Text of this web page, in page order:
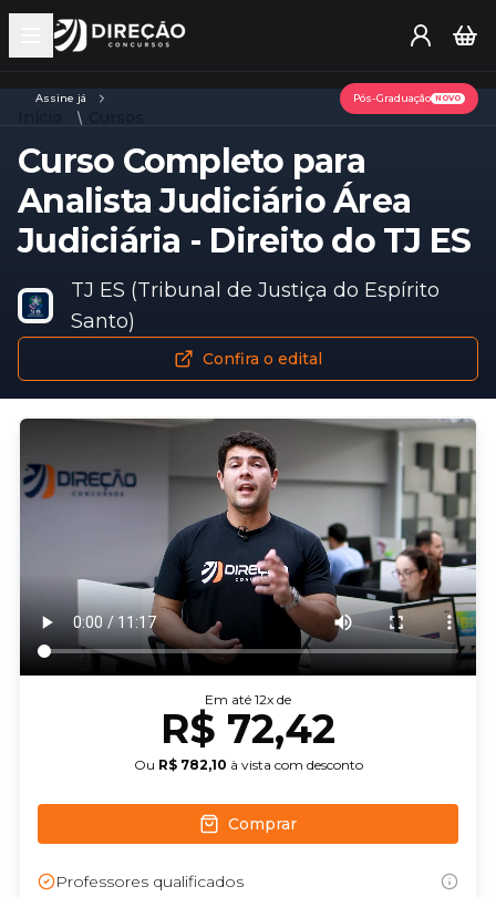
Open main menu
Assine já Pós-Graduação NOVO
Curso Completo para
Analista Judiciário Área
Judiciária - Direito do TJ ES
TJ ES (Tribunal de Justiça do Espírito
Santo)
Confira o edital
Em até 12x de
R$ 72,42
Ou R$ 782,10 à vista com desconto
Comprar
Professores qualificados